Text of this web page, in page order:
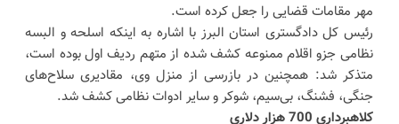
مهر مقامات قضایی را جعل کرده است.
رئیس کل دادگستری استان البرز با اشاره به اینکه اسلحه و البسه
نظامی جزو اقلام ممنوعه کشف شده از متهم ردیف اول بوده است،
متذکر شد: همچنین در بازرسی از منزل وی، مقادیری سلاح‌های
جنگی، فشنگ، بی‌سیم، شوکر و سایر ادوات نظامی کشف شد.
کلاهبرداری 700 هزار دلاری